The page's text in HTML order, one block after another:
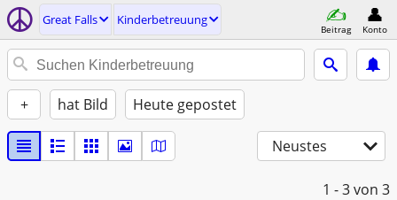
Great Falls Kinderbetreuung
Beitrag Konto
+ hat Bild Heute gepostet
Neustes
1 - 3von 3